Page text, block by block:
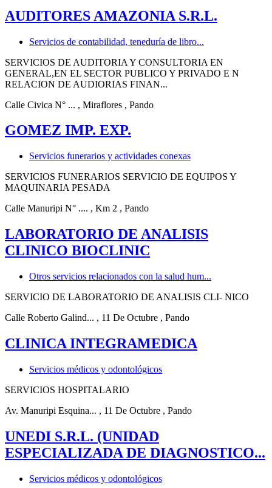
AUDITORES AMAZONIA S.R.L.
Servicios de contabilidad, teneduría de libro...
SERVICIOS DE AUDITORIA Y CONSULTORIA EN
GENERAL,EN EL SECTOR PUBLICO Y PRIVADO E N
RELACION DE AUDIORIAS FINAN...
Calle Civica N° ... , Miraflores , Pando
GOMEZ IMP. EXP.
Servicios funerarios y actividades conexas
SERVICIOS FUNERARIOS SERVICIO DE EQUIPOS Y
MAQUINARIA PESADA
Calle Manuripi N° .... , Km 2 , Pando
LABORATORIO DE ANALISIS
CLINICO BIOCLINIC
Otros servicios relacionados con la salud hum...
SERVICIO DE LABORATORIO DE ANALISIS CLI- NICO
Calle Roberto Galind... , 11 De Octubre , Pando
CLINICA INTEGRAMEDICA
Servicios médicos y odontológicos
SERVICIOS HOSPITALARIO
Av. Manuripi Esquina... , 11 De Octubre , Pando
UNEDI S.R.L. (UNIDAD
ESPECIALIZADA DE DIAGNOSTICO...
Servicios médicos y odontológicos